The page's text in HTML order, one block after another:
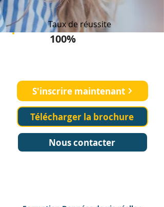
Taux de réussite
100%
S'inscrire maintenant
Télécharger la brochure
Nous contacter